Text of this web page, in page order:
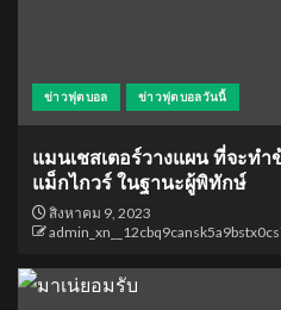
ข่าวฟุตบอล ข่าวฟุตบอลวันนี้
แมนเชสเตอร์วางแผน ที่จะท
แม็กไกวร์ ในฐานะผู้พิทักษ์
สิงหาคม 9, 2023